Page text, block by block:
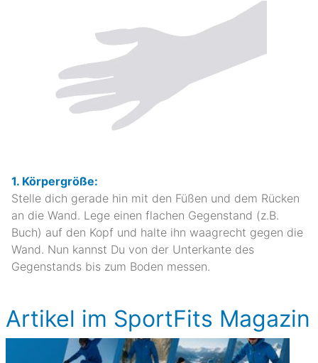
1. Körpergröße:
Stelle dich gerade hin mit den Füßen und dem Rücken
an die Wand. Lege einen flachen Gegenstand (z.B.
Buch) auf den Kopf und halte ihn waagrecht gegen die
Wand. Nun kannst Du von der Unterkante des
Gegenstands bis zum Boden messen.
Artikel im SportFits Magazin